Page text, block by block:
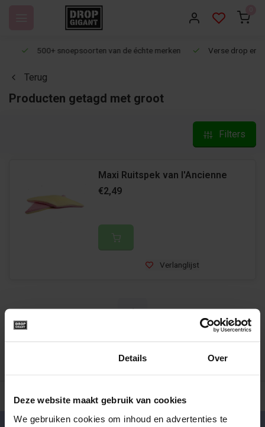
Details Over
Deze website maakt gebruik van cookies
We gebruiken cookies om inhoud en advertenties te
500+ snoepsoorten van de échte merken Verse drop en
Terug
Producten getagd met groot
Filters
Maxi Ruitspek van l'Ancienne
€2,49
Verlanglijst
1
500+ snoepsoorten van de échte merken